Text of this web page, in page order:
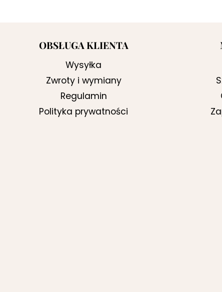
OBSŁUGA KLIENTA
Wysyłka
Zwroty i wymiany
Regulamin
Polityka prywatności